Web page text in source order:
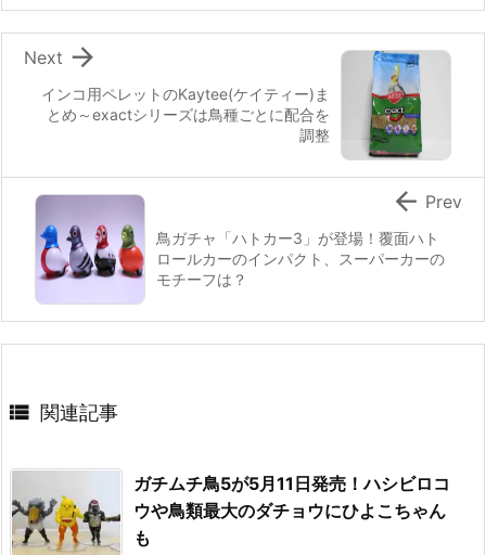
インコ用ペレットのKaytee(ケイティー)ま
とめ～exactシリーズは鳥種ごとに配合を
調整

Next
鳥ガチャ「ハトカー3」が登場！覆面ハト
ロールカーのインパクト、スーパーカーの
モチーフは？
 Prev
 関連記事
ガチムチ鳥5が5月11日発売！ハシビロコ
ウや鳥類最大のダチョウにひよこちゃん
も